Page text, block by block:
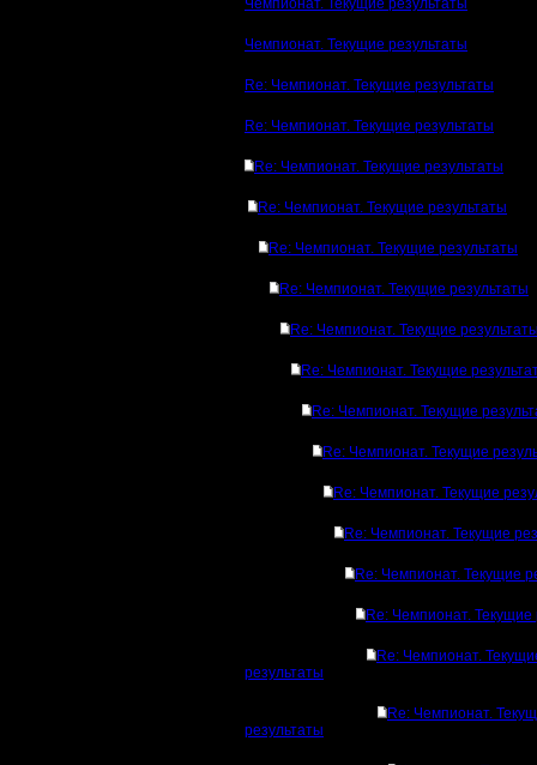
Чемпионат. Текущие результаты
Чемпионат. Текущие результаты
Re: Чемпионат. Текущие результаты
Re: Чемпионат. Текущие результаты
Re: Чемпионат. Текущие результаты
Re: Чемпионат. Текущие результаты
Re: Чемпионат. Текущие результаты
Re: Чемпионат. Текущие результаты
Re: Чемпионат. Текущие
Re: Чемпионат. Текущие
Re: Чемпионат. Текущие
Re: Чемпионат. Текущие
Re: Чемпионат. Текущие
Re: Чемпионат. Текущие
Re: Чемпионат. Текущие
Re: Чемпионат. Текущие
Re: Чемпионат.
результаты
Re: Чемпионат.
результаты